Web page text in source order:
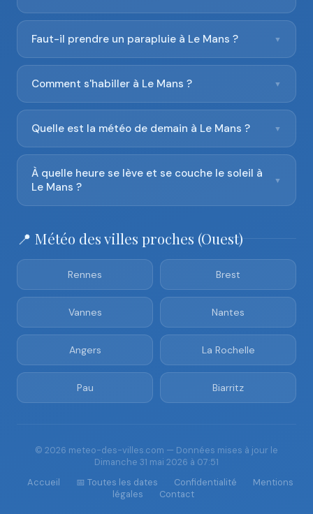
Faut-il prendre un parapluie à Le Mans ? ▼
Comment s'habiller à Le Mans ? ▼
Quelle est la météo de demain à Le Mans ? ▼
À quelle heure se lève et se couche le soleil à
Le Mans ?
▼
📍 Météo des villes proches (Ouest)
Rennes Brest
Vannes Nantes
Angers La Rochelle
Pau Biarritz
© 2026 meteo-des-villes.com — Données mises à jour le
Dimanche 31 mai 2026 à 07:51
Accueil
📅 Toutes les dates Confidentialité
Mentions
légales
Contact